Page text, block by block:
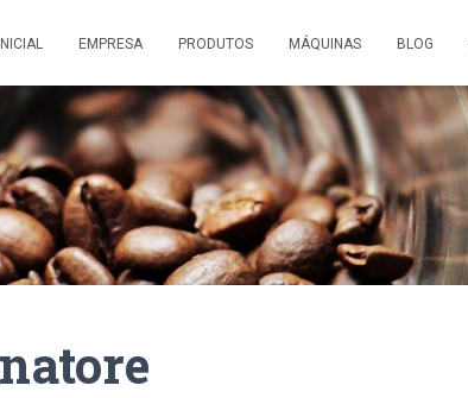
EMPRESA PRODUTOS MÁQUINAS BLOG